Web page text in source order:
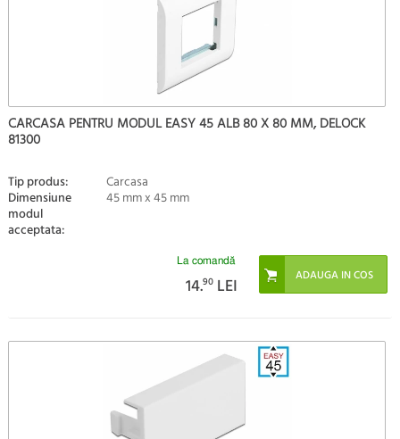
CARCASA PENTRU MODUL EASY 45 ALB 80 X 80 MM, DELOCK
81300
Tip produs: Carcasa
Dimensiune
modul
acceptata:
45 mm x 45 mm
La comandă
14.90 LEI